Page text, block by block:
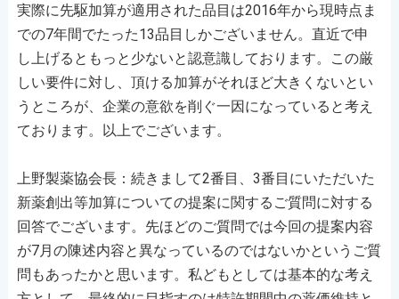
実際に先駆加算が適用された品目は2016年から現時点ま
での7年間でたった13品目しかございません。直近で申
し上げるともっと少ないと認意識しております。この厳
しい要件に対し、頂ける加算がそれほど大きくないとい
うところが、企業の意欲を削ぐ一因になっていると考え
ております。以上でございます。
上野製薬協会長：続きまして2番目、3番目にいただいた
新薬創出等加算についての提案に関するご質問に対する
回答でございます。先ほどのご質問では今回の提案内容
が7月の陳述内容と異なっているのではないかというご質
問もあったかと思います。私どもとしては基本的な考え